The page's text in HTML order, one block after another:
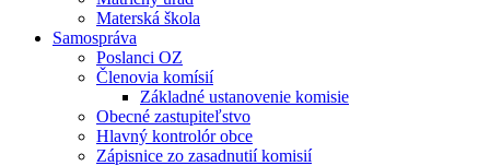
Materská škola
Samospráva
Poslanci OZ
Členovia komísií
Základné ustanovenie komisie
Obecné zastupiteľstvo
Hlavný kontrolór obce
Zápisnice zo zasadnutií komisií